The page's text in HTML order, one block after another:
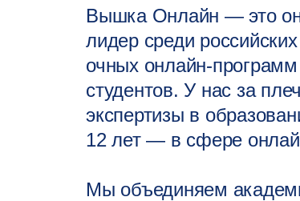
Вышка Онлайн — это
лидер среди
очных онлайн-
студентов. У нас за
экспертизы в
12 лет — в сфере
Мы объединяем